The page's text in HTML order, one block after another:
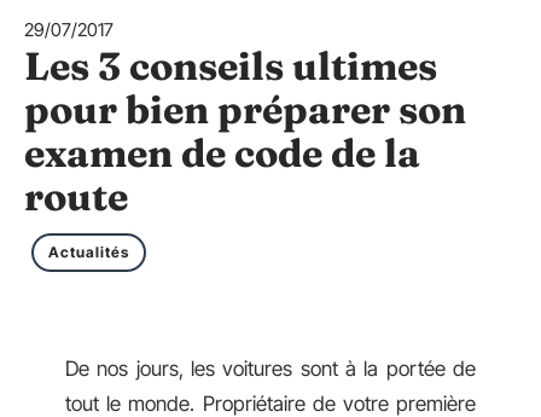
29/07/2017
Les 3 conseils ultimes
pour bien préparer son
examen de code de la
route
Actualités
De nos jours, les voitures sont à la portée de
tout le monde. Propriétaire de votre première